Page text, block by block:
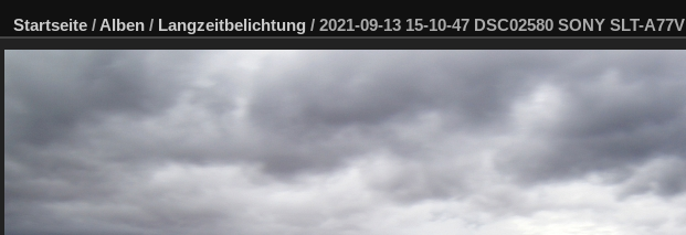
Startseite / Alben / Langzeitbelichtung / 2021-09-13 15-10-47 DSC02580 SONY SLT-A77V